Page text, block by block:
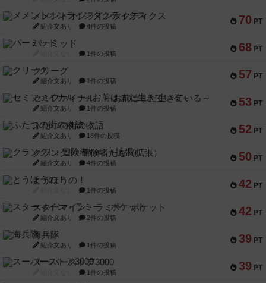
70 PT
メメントオンラインタクティクス
紹介文あり 4件の投稿
68 PT
パーミッド
1件の投稿
57 PT
クリーグ
紹介文あり 1件の投稿
53 PT
セミファイナル ～お前はまだ生きている～
紹介文あり 1件の投稿
52 PT
ふたつの街の物語
紹介文あり 18件の投稿
50 PT
クランク! ：冒険者たち（拡張）
紹介文あり 4件の投稿
42 PT
とうほうの！
1件の投稿
42 PT
スターマイン・ラミー ポケット
紹介文あり 2件の投稿
39 PT
海兵隊
紹介文あり 1件の投稿
39 PT
スーパーストア3000
1件の投稿